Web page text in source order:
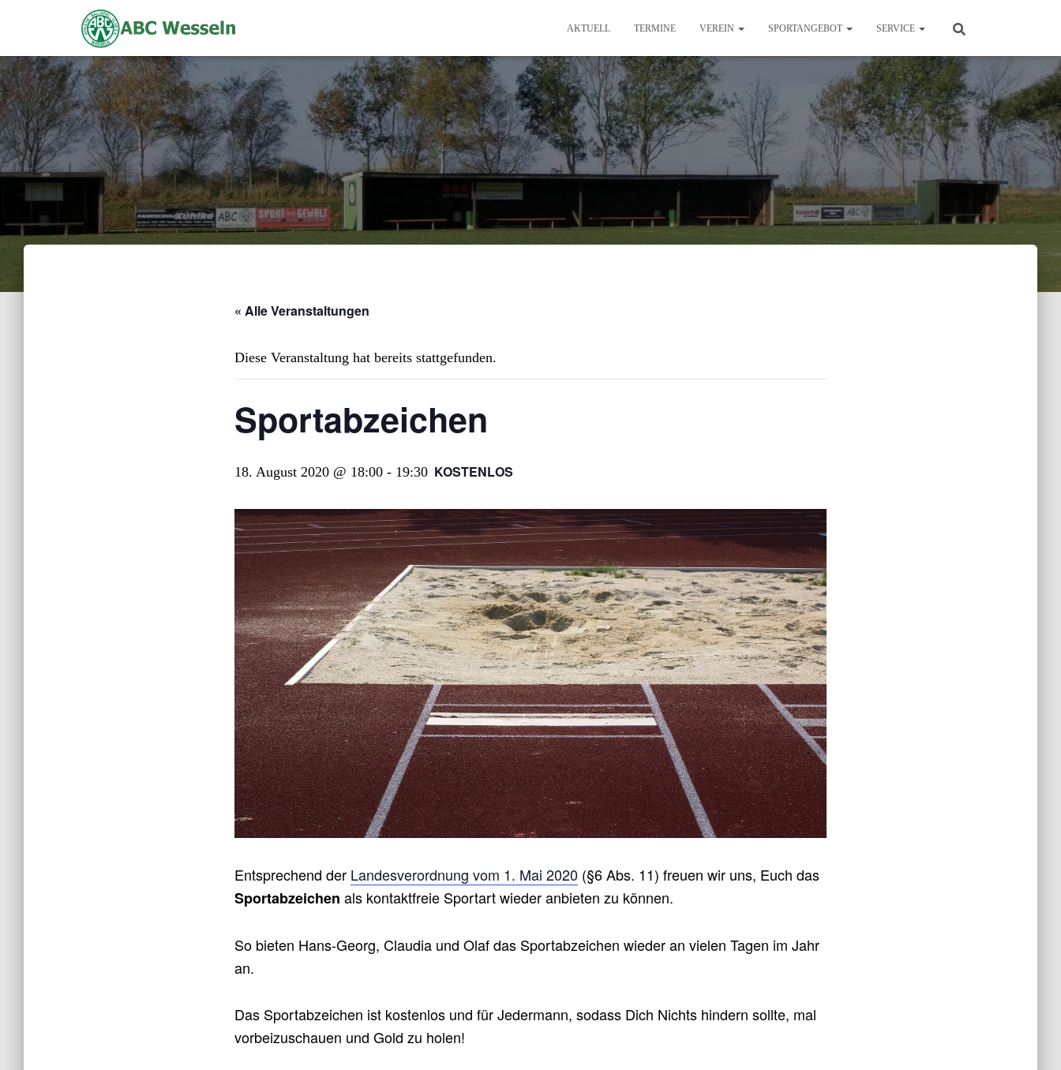
AKTUELL TERMINE VEREIN SPORTANGEBOT SERVICE
« Alle Veranstaltungen
Diese Veranstaltung hat bereits stattgefunden.
Sportabzeichen
18. August 2020 @ 18:00 - 19:30 KOSTENLOS
Entsprechend der Landesverordnung vom 1. Mai 2020 (§6 Abs. 11) freuen wir uns, Euch das
Sportabzeichen als kontaktfreie Sportart wieder anbieten zu können.
So bieten Hans-Georg, Claudia und Olaf das Sportabzeichen wieder an vielen Tagen im Jahr
an.
Das Sportabzeichen ist kostenlos und für Jedermann, sodass Dich Nichts hindern sollte, mal
vorbeizuschauen und Gold zu holen!